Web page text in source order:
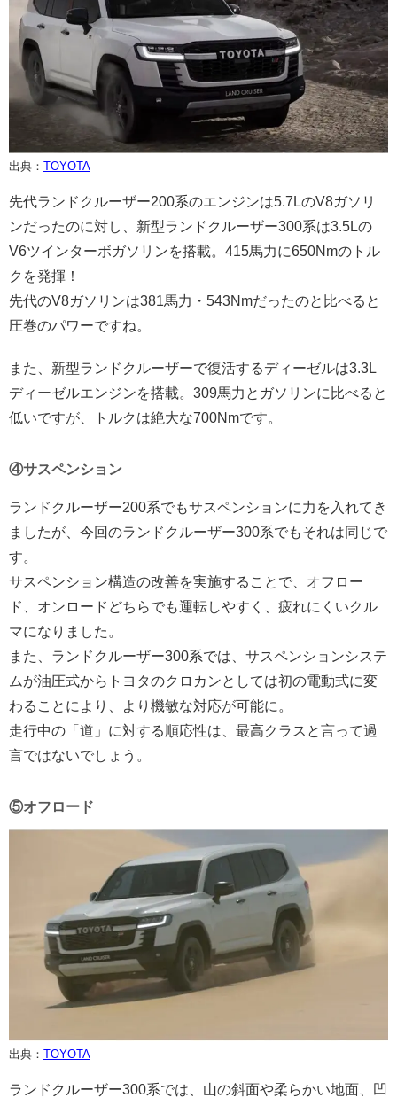
出典： TOYOTA
先代ランドクルーザー200系のエンジンは5.7LのV8ガソリ
ンだったのに対し、新型ランドクルーザー300系は3.5Lの
V6ツインターボガソリンを搭載。415馬力に650Nmのトル
クを発揮！
先代のV8ガソリンは381馬力・543Nmだったのと比べると
圧巻のパワーですね。
また、新型ランドクルーザーで復活するディーゼルは3.3L
ディーゼルエンジンを搭載。309馬力とガソリンに比べると
低いですが、トルクは絶大な700Nmです。
④サスペンション
ランドクルーザー200系でもサスペンションに力を入れてき
ましたが、今回のランドクルーザー300系でもそれは同じで
す。
サスペンション構造の改善を実施することで、オフロー
ド、オンロードどちらでも運転しやすく、疲れにくいクル
マになりました。
また、ランドクルーザー300系では、サスペンションシステ
ムが油圧式からトヨタのクロカンとしては初の電動式に変
わることにより、より機敏な対応が可能に。
走行中の「道」に対する順応性は、最高クラスと言って過
言ではないでしょう。
⑤オフロード
出典： TOYOTA
ランドクルーザー300系では、山の斜面や柔らかい地面、凹